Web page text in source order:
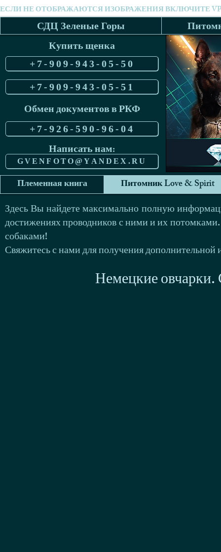
СДЦ Зеленые Горы
Купить щенка
+7-909-943-05-50
+7-909-943-05-51
Обмен документов в РКФ
+7-926-590-96-04
Написать нам:
GVENFOTO@YANDEX.RU
Племенная книга Питомник Love & Spirit
Здесь Вы найдете максимально полную
достижениях проводников с ними и их
собаками!
Свяжитесь с нами для получения
Немецкие